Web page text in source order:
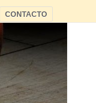
CONTACTO